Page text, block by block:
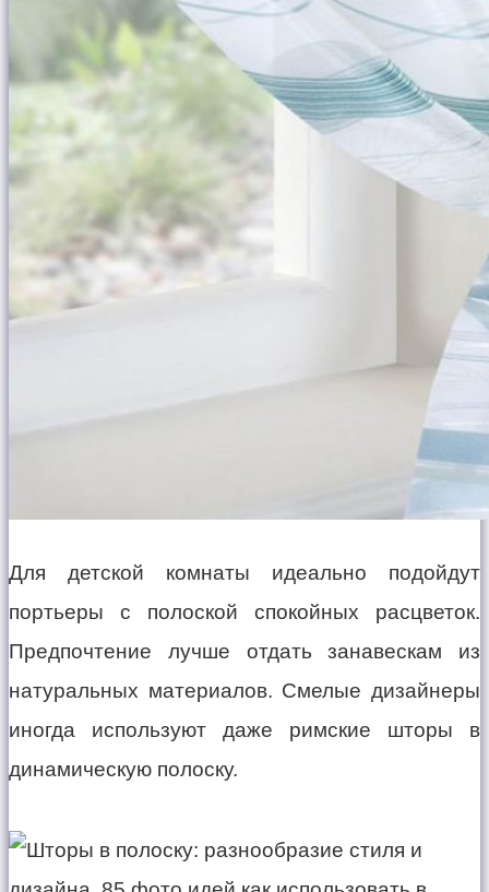
Для детской комнаты идеально подойдут
портьеры с полоской спокойных расцветок.
Предпочтение лучше отдать занавескам из
натуральных материалов. Смелые дизайнеры
иногда используют даже римские шторы в
динамическую полоску.